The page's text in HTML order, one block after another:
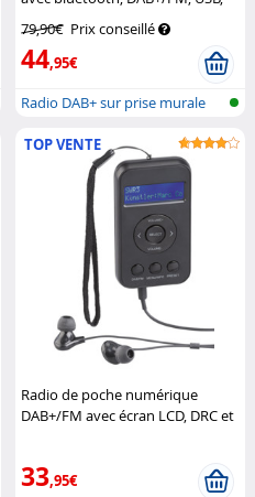
AUX, SD MPS-800.bt VR-Radio
79,90€ Prix conseillé
44,95€
Radio DAB+ sur prise murale
TOP VENTE
Radio de poche numérique
DAB+/FM avec écran LCD, DRC et
33,95€